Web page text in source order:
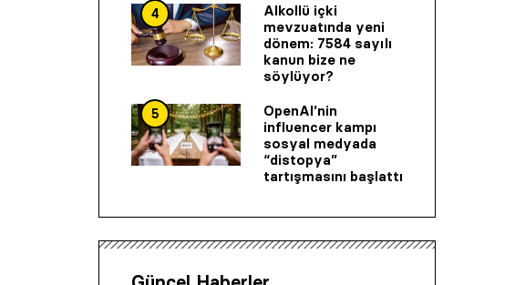
4
Alkollü içki
mevzuatında yeni
dönem: 7584 sayılı
kanun bize ne
söylüyor?
5
OpenAI’nin
influencer kampı
sosyal medyada
“distopya”
tartışmasını başlattı